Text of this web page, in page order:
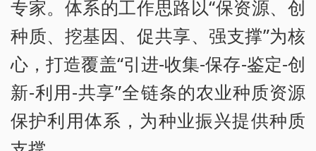
专家。体系的工作思路以“保资源、创
种质、挖基因、促共享、强支撑”为核
心，打造覆盖“引进-收集-保存-鉴定-创
新-利用-共享”全链条的农业种质资源
保护利用体系，为种业振兴提供种质